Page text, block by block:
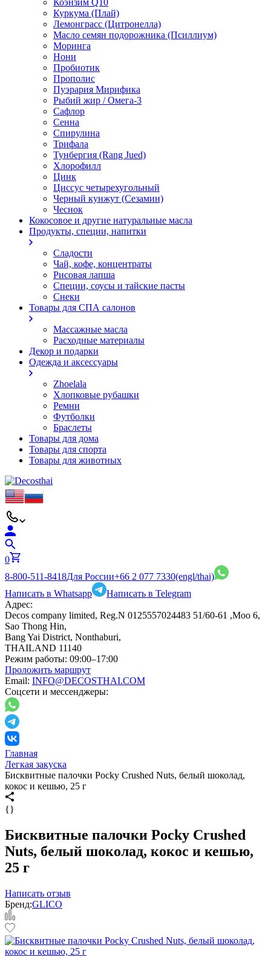
Коэнзим Q10
Куркума (Плай)
Лемонграсс (Цитронелла)
Масло семян подорожника (Псиллиум)
Моринга
Нони
Пробиотик
Прополис
Пуэрария Мирифика
Рыбий жир / Омега-3
Сафлор
Сенна
Спирулина
Трифала
Тунбергия (Rang Jued)
Хлорофилл
Цинк
Циссус четырехугольный
Черный кунжут (Сезамин)
Чеснок
Кокосовое и другие натуральные масла
Продукты, специи, напитки
Сладости
Чай, кофе, концентраты
Рисовая лапша
Специи, соусы и тайские пасты
Снеки
Товары для СПА салонов
Массажные масла
Расходные материалы
Декор и подарки
Одежда и аксессуары
Zhoelala
Хлопковые рубашки
Ремни
Футболки
Браслеты
Товары для дома
Товары для спорта
Товары для животных
0
8-800-511-8418Для России+66 2 077 7330(engl/thai)
Написать в Whatsapp
Написать в Telegram
Адрес:
Decos company limited, Reg.N 0125557024483 51/60-61 ,Moo 6,
Sao Thong Hin,
Bang Yai District, Nonthaburi,
THAILAND 11140
Режим работы: 09:00–17:00
Проложить маршрут
Email: INFO@DECOSTHAI.COM
Соцсети и мессенджеры:
Главная
Легкая закуска
Бисквитные палочки Pocky Crushed Nuts, белый шоколад,
кокос и кешью, 25 г
{}
Бисквитные палочки Pocky Crushed
Nuts, белый шоколад, кокос и кешью,
25 г
Написать отзыв
Бренд:GLICO